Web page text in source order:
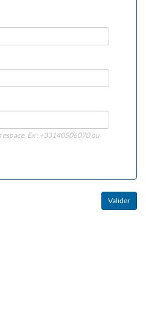
espace. Ex : +33140506070 ou